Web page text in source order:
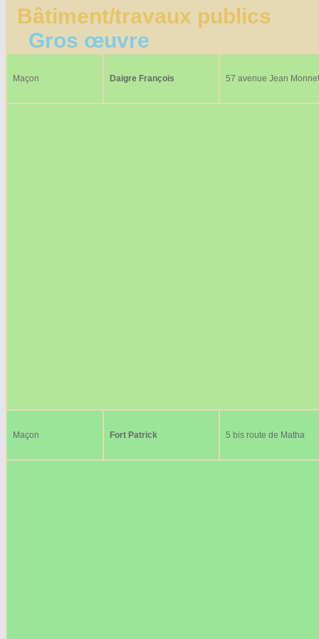
Bâtiment/travaux publics
Gros œuvre
Maçon Daigre François 57 avenue Jean Monnet
Maçon Fort Patrick 5 bis route de Matha